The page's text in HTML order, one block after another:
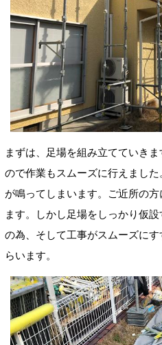
まずは、足場を組み立てていき
ので作業もスムーズに行えまし
が鳴ってしまいます。ご近所の
ます。しかし足場をしっかり仮
の為、そして工事がスムーズに
らいます。